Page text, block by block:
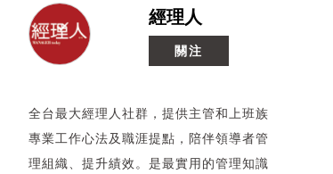
經理人
關注
全台最大經理人社群，提供主管和上班族
專業工作心法及職涯提點，陪伴領導者管
理組織、提升績效。是最實用的管理知識